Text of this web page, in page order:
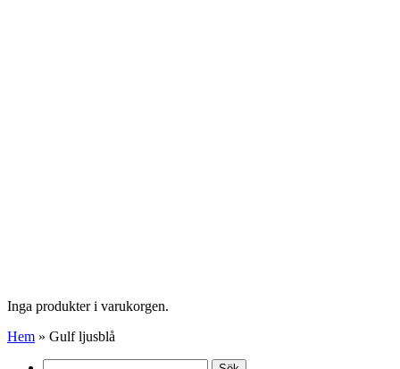
Inga produkter i varukorgen.
Hem » Gulf ljusblå